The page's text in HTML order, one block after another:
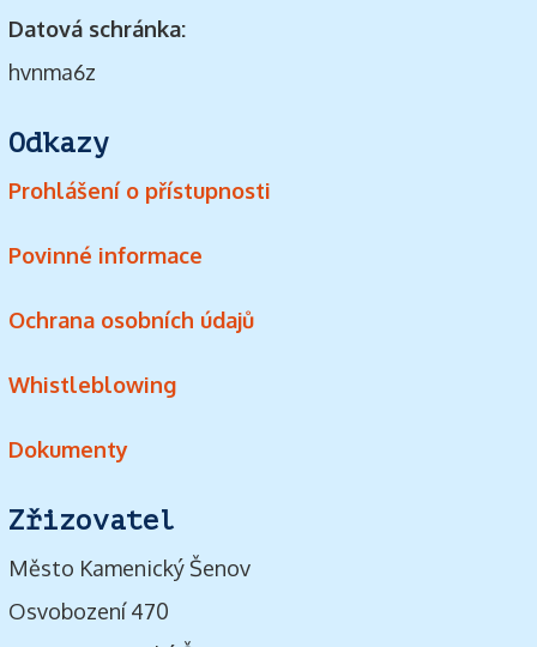
Datová schránka:
hvnma6z
Odkazy
Prohlášení o přístupnosti
Povinné informace
Ochrana osobních údajů
Whistleblowing
Dokumenty
Zřizovatel
Město Kamenický Šenov
Osvobození 470